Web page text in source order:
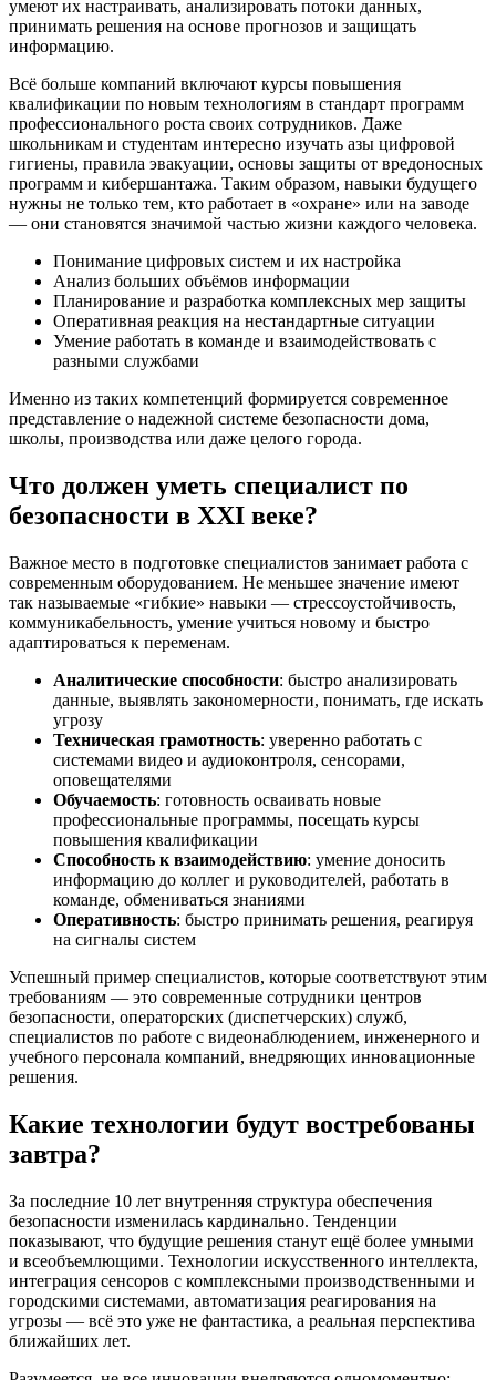
умеют их настраивать, анализировать потоки данных,
принимать решения на основе прогнозов и защищать
информацию.
Всё больше компаний включают курсы повышения
квалификации по новым технологиям в стандарт программ
профессионального роста своих сотрудников. Даже
школьникам и студентам интересно изучать азы цифровой
гигиены, правила эвакуации, основы защиты от вредоносных
программ и кибершантажа. Таким образом, навыки будущего
нужны не только тем, кто работает в «охране» или на заводе
— они становятся значимой частью жизни каждого человека.
Понимание цифровых систем и их настройка
Анализ больших объёмов информации
Планирование и разработка комплексных мер защиты
Оперативная реакция на нестандартные ситуации
Умение работать в команде и взаимодействовать с
разными службами
Именно из таких компетенций формируется современное
представление о надежной системе безопасности дома,
школы, производства или даже целого города.
Что должен уметь специалист по
безопасности в XXI веке?
Важное место в подготовке специалистов занимает работа с
современным оборудованием. Не меньшее значение имеют
так называемые «гибкие» навыки — стрессоустойчивость,
коммуникабельность, умение учиться новому и быстро
адаптироваться к переменам.
Аналитические способности: быстро анализировать
данные, выявлять закономерности, понимать, где искать
угрозу
Техническая грамотность: уверенно работать с
системами видео и аудиоконтроля, сенсорами,
оповещателями
Обучаемость: готовность осваивать новые
профессиональные программы, посещать курсы
повышения квалификации
Способность к взаимодействию: умение доносить
информацию до коллег и руководителей, работать в
команде, обмениваться знаниями
Оперативность: быстро принимать решения, реагируя
на сигналы систем
Успешный пример специалистов, которые соответствуют этим
требованиям — это современные сотрудники центров
безопасности, операторских (диспетчерских) служб,
специалистов по работе с видеонаблюдением, инженерного и
учебного персонала компаний, внедряющих инновационные
решения.
Какие технологии будут востребованы
завтра?
За последние 10 лет внутренняя структура обеспечения
безопасности изменилась кардинально. Тенденции
показывают, что будущие решения станут ещё более умными
и всеобъемлющими. Технологии искусственного интеллекта,
интеграция сенсоров с комплексными производственными и
городскими системами, автоматизация реагирования на
угрозы — всё это уже не фантастика, а реальная перспектива
ближайших лет.